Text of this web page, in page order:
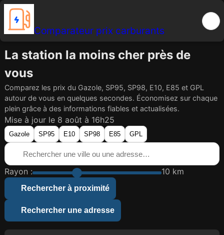
Comparateur prix carburants
La station la moins cher près de
vous
Comparez les prix du Gazole, SP95, SP98, E10, E85 et GPL
autour de vous en quelques secondes. Économisez sur chaque
plein grâce à des informations fiables et actualisées.
Mise à jour le 8 août à 16h25
Gazole SP95 E10 SP98 E85 GPL
Rayon : 10 km
Rechercher à proximité
Rechercher une adresse